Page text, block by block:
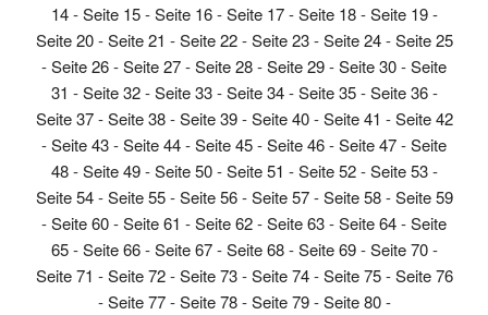
14-Seite 15-Seite 16-Seite 17-Seite 18-Seite 19-
Seite 20-Seite 21 -Seite 22-Seite 23-Seite 24-Seite 25
-Seite 26-Seite 27-Seite 28-Seite 29-Seite 30-Seite
31 -Seite 32-Seite 33-Seite 34-Seite 35-Seite 36-
Seite 37-Seite 38-Seite 39-Seite 40-Seite 41 -Seite 42
-Seite 43-Seite 44-Seite 45-Seite 46-Seite 47-Seite
48-Seite 49-Seite 50-Seite 51 -Seite 52-Seite 53-
Seite 54-Seite 55-Seite 56-Seite 57-Seite 58-Seite 59
-Seite 60-Seite 61 -Seite 62-Seite 63-Seite 64-Seite
65-Seite 66-Seite 67-Seite 68-Seite 69-Seite 70-
Seite 71 -Seite 72-Seite 73-Seite 74-Seite 75-Seite 76
-Seite 77-Seite 78-Seite 79-Seite 80-